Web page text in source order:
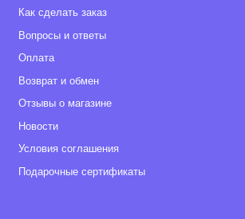
Как сделать заказ
Вопросы и ответы
Оплата
Возврат и обмен
Отзывы о магазине
Новости
Условия соглашения
Подарочные сертификаты